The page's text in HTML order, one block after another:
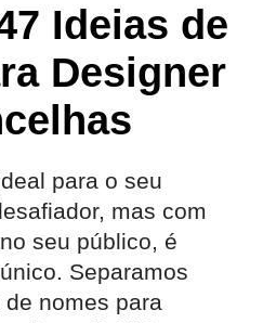
Ideias de
Designer
para o seu
mas com
seu público, é
Separamos
nomes para